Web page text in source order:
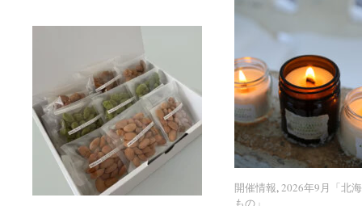
開催情報,2026年9月「北
もの」
開催情報 2026年9月「北
もの」